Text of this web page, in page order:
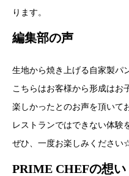
ります。
編集部の声
生地から焼き上げる自家製パ
こちらはお客様から形成はお
楽しかったとのお声を頂いて
レストランではできない体験
ぜひ、一度お楽しみください
PRIME CHEFの想い